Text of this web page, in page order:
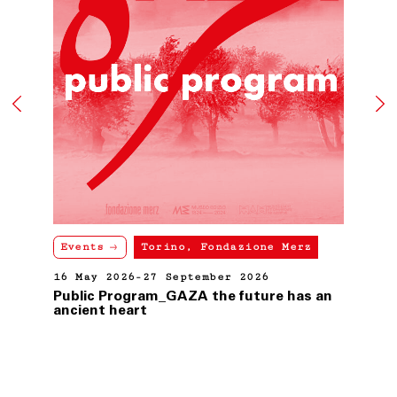
richiesto, restituirà il/i prodotti al Cliente addebitando
le spese di spedizione.
ART. 8 GARANZIA SUI BENI
Tutti i prodotti in vendita nel presente sito sono
realizzati rispettando elevati standard di qualità; nel
caso in cui il Cliente riceva un prodotto danneggiato,
non conforme o con difetto di fabbricazione, dovrà darne
immediata comunicazione a Fondazione Merz.
I difetti di fabbricazione non evidentemente riconoscibili
al momento del ricevimento del prodotto, dovranno
essere comunicati a Fondazione Merz dal Cliente.
In tutti i casi di cui sopra, gli uffici competenti di
Fondazione Merz, effettuate le necessarie verifiche, ne
daranno comunicazione al Cliente e, se accertati il
attiveranno la procedura di sostituzione del/i
prodotto/i, senza alcuna spesa di spedizione aggiuntiva
a carico del Cliente.
Events Torino, Fondazione Merz
16 May 2026-27 September 2026
Public Program_GAZA the future has an
ancient heart